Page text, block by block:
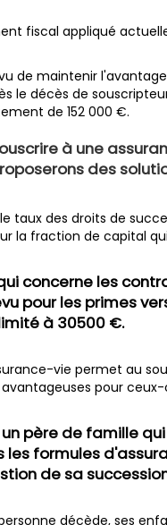
fiscal appliqué
de maintenir
le décès de
de 152 000 €.
à une
des
taux des droits de
la fraction de capital
concerne les
pour les primes
à 30500 €.
vie permet au
pour ceux-
un père de famille
les formules
de sa
décède, ses